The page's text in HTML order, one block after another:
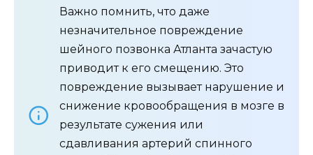
Важно помнить, что даже
незначительное повреждение
шейного позвонка Атланта зачастую
приводит к его смещению. Это
повреждение вызывает нарушение и
снижение кровообращения в мозге в
результате сужения или
сдавливания артерий спинного